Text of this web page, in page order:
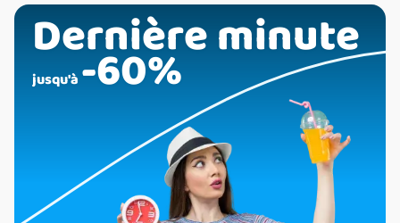
Dernière minute
jusqu'à-60%